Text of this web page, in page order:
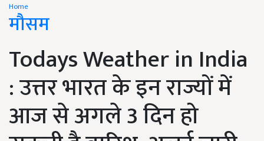
Home
मौसम
Todays Weather in India
: उत्तर भारत के इन राज्यों में
आज से अगले 3 दिन हो